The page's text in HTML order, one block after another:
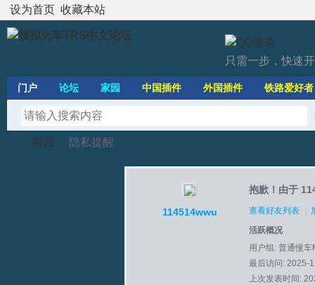
设为首页 收藏本站
只需一步，快速
门户 论坛 家园 中国插件 外国插件 铁路爱好者
家园 隐私提醒
114514wwu
抱歉！由于
查看好友列表
活跃概况
用户组: 普通慢车
最后访问: 2025-
上次发表时间: